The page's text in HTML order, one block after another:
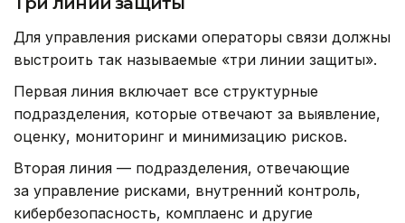
Для управления рисками операторы связи должны
выстроить так называемые «три линии защиты».
Первая линия включает все структурные
подразделения, которые отвечают за выявление,
оценку, мониторинг и минимизацию рисков.
Вторая линия — подразделения, отвечающие
за управление рисками, внутренний контроль,
кибербезопасность, комплаенс и другие